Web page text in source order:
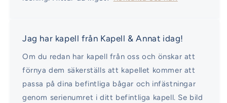
Jag har kapell från Kapell & Annat idag!
Om du redan har kapell från oss och önskar att
förnya dem säkerställs att kapellet kommer att
passa på dina befintliga bågar och infästningar
genom serienumret i ditt befintliga kapell. Se bild